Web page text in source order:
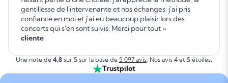
gentillesse de l'intervenante et nos échanges. j'ai pris
confiance en moi et j'ai eu beaucoup plaisir lors des
concerts qui s'en sont suivis. Merci pour tout »
cliente
Une note de 4,8 sur 5 sur la base de 5 097 avis. Nos avis 4 et 5 étoiles.
Trustpilot